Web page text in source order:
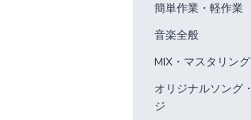
簡単作業・軽作業
音楽全般
MIX・マスタリング
オリジナルソング
ジ